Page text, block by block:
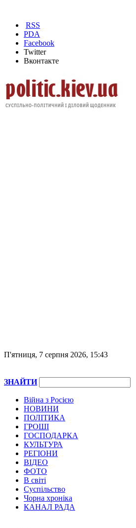
RSS
PDA
Facebook
Twitter
Вконтакте
П'ятниця, 7 серпня 2026, 15:43
ЗНАЙТИ
Війна з Росією
НОВИНИ
ПОЛІТИКА
ГРОШІ
ГОСПОДАРКА
КУЛЬТУРА
РЕГІОНИ
ВІДЕО
ФОТО
В світі
Суспільство
Чорна хроніка
КАНАЛ РАДА